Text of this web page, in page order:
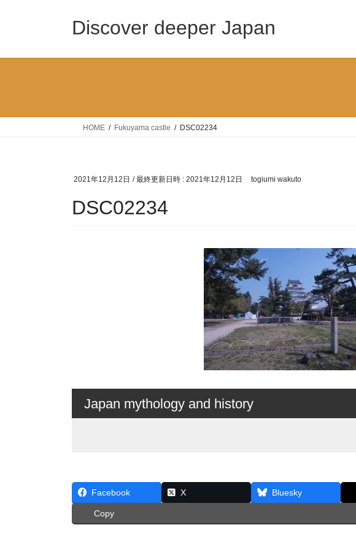
Discover deeper Japan
HOME Fukuyama castle DSC02234
2021年12月12日 / 最終更新日時 : 2021年12月12日 togiumi wakuto
DSC02234
Japan mythology and history
Facebook X Bluesky
Copy